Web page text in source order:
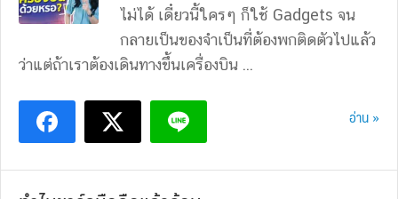
ไม่ได้ เดี๋ยวนี้ใครๆ ก็ใช้ Gadgets จน
กลายเป็นของจำเป็นที่ต้องพกติดตัวไปแล้ว
ว่าแต่ถ้าเราต้องเดินทางขึ้นเครื่องบิน ...
อ่าน »